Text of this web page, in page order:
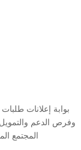
بوابة إعلانات
وفرص الدعم
المجتمع